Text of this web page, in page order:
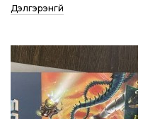
Дэлгэрэнгүй